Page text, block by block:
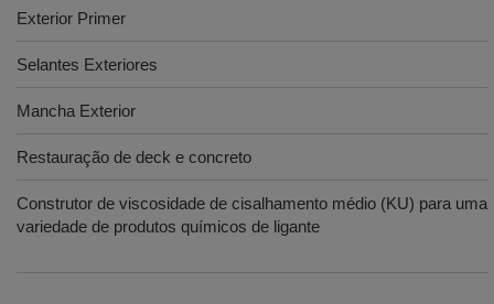
Exterior Primer
Selantes Exteriores
Mancha Exterior
Restauração de deck e concreto
Construtor de viscosidade de cisalhamento médio (KU) para uma
variedade de produtos químicos de ligante